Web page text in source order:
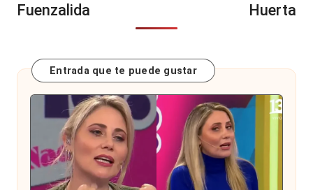
Fuenzalida
Huerta
Entrada que te puede gustar